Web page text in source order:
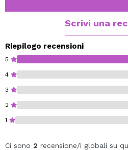
Scrivi una
Riepilogo recensioni
5
4
3
2
1
Ci sono 2 recensione/i globali su